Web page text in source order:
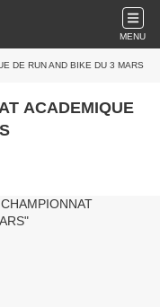
MENU
DE RUN AND BIKE DU 3 MARS
ACADEMIQUE